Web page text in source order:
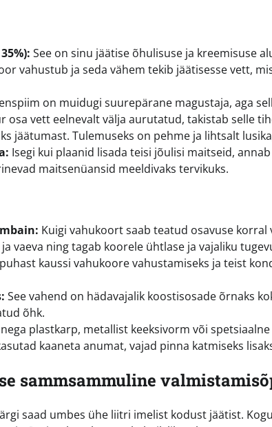
See on sinu jäätise õhulisuse ja kreemisuse
vahustub ja seda vähem tekib jäätisesse vett,
on muidugi suurepärane magustaja, aga
osa vett eelnevalt välja aurutatud, takistab selle
jäätumast. Tulemuseks on pehme ja lihtsalt
Isegi kui plaanid lisada teisi jõulisi maitseid,
maitsenüansid meeldivaks tervikuks.
Kuigi vahukoort saab teatud osavuse korral
vaeva ning tagab koorele ühtlase ja vajaliku
kaussi vahukoore vahustamiseks ja teist
See vahend on hädavajalik koostisosade õrnaks
õhk.
plastkarp, metallist keeksivorm või
kaaneta anumat, vajad pinna katmiseks
sammsammuline
saad umbes ühe liitri imelist kodust jäätist.